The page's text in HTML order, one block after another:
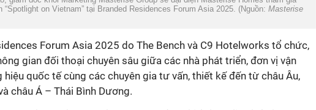
“Spotlight on Vietnam” tại Branded Residences Forum Asia 2025. (Nguồn: Masterise
Forum Asia 2025 do The Bench và C9 Hotelworks tổ chức,
gian đối thoại chuyên sâu giữa các nhà phát triển, đơn vị vận
hiệu quốc tế cùng các chuyên gia tư vấn, thiết kế đến từ châu Âu,
châu Á – Thái Bình Dương.